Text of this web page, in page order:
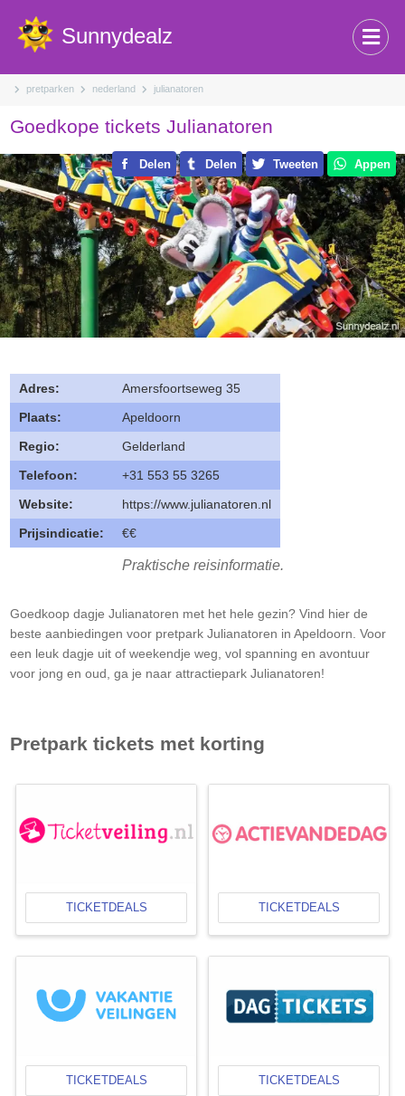
pretparken nederland julianatoren
Sunnydealz
Goedkope tickets Julianatoren
Delen Delen Tweeten Appen
Adres:
Amersfoortseweg 35
Plaats:
Apeldoorn
Regio:
Gelderland
Telefoon:
+31 553 55 3265
Website:
https://www.julianatoren.nl
Prijsindicatie:
€€
Praktische reisinformatie.
Goedkoop dagje Julianatoren met het hele gezin? Vind hier de
beste aanbiedingen voor pretpark Julianatoren in Apeldoorn. Voor
een leuk dagje uit of weekendje weg, vol spanning en avontuur
voor jong en oud, ga je naar attractiepark Julianatoren!
Pretpark tickets met korting
TICKETDEALS TICKETDEALS
TICKETDEALS TICKETDEALS